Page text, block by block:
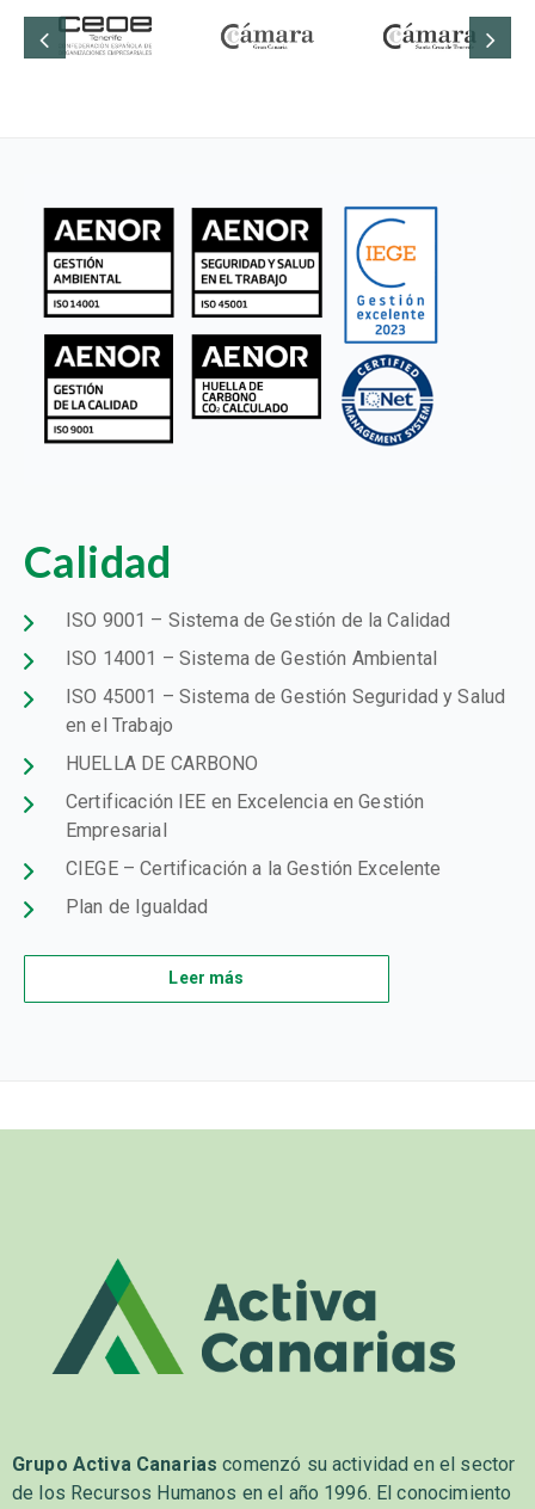
Calidad
ISO 9001 – Sistema de Gestión de la Calidad
ISO 14001 – Sistema de Gestión Ambiental
ISO 45001 – Sistema de Gestión Seguridad y Salud
en el Trabajo
HUELLA DE CARBONO
Certificación IEE en Excelencia en Gestión
Empresarial
CIEGE – Certificación a la Gestión Excelente
Plan de Igualdad
Leer más
Grupo Activa Canarias comenzó su actividad en el sector
de los Recursos Humanos en el año 1996. El conocimiento